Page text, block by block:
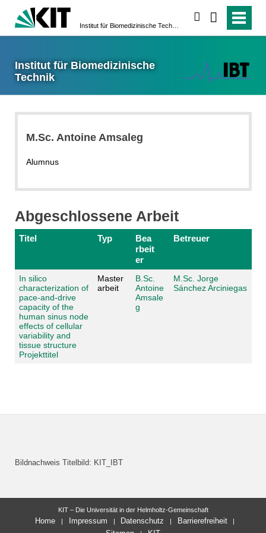
Institut für Biomedizinische
Technik
M.Sc. Antoine Amsaleg
Alumnus
Abgeschlossene Arbeit
Titel Typ
Bea
rbeit
er
Betreuer
In silico
characterization of
pace-and-drive
capacity of the
human sinus node
effects of cellular
variability and
tissue structure
Projekttitel
Master
arbeit
B.Sc.
Antoine
Amsale
g
M.Sc. Jorge
Sánchez Arciniegas
Bildnachweis Titelbild: KIT_IBT
KIT – Die Universität in der Helmholtz-Gemeinschaft
Home Impressum Datenschutz
Barrierefreiheit